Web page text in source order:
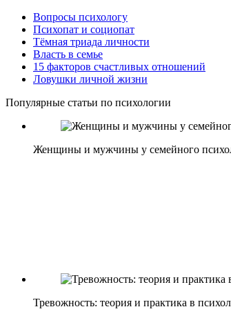
Вопросы психологу
Психопат и социопат
Тёмная триада личности
Власть в семье
15 факторов счастливых отношений
Ловушки личной жизни
Популярные статьи по психологии
Женщины и мужчины у семейного
Тревожность: теория и практика в